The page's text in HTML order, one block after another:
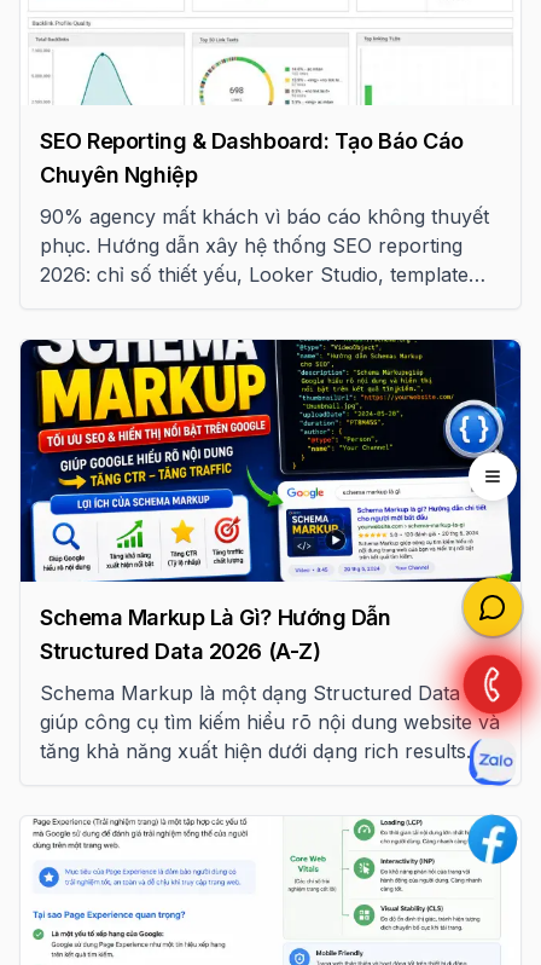
SEO Reporting & Dashboard: Tạo Báo Cáo
Chuyên Nghiệp
90% agency mất khách vì báo cáo không thuyết
phục. Hướng dẫn xây hệ thống SEO reporting
2026: chỉ số thiết yếu, Looker Studio, template
Schema Markup Là Gì? Hướng Dẫn
Structured Data 2026 (A-Z)
Schema Markup là một dạng Structured Data
giúp công cụ tìm kiếm hiểu rõ nội dung website và
tăng khả năng xuất hiện dưới dạng rich results.
Bài viết này tổng hợp hơn 15 loại Schema Markup